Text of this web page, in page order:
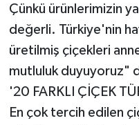
Çünkü ürünlerimizin
değerli. Türkiye'nin
üretilmiş çiçekleri
mutluluk duyuyoruz"
'20 FARKLI ÇİÇEK
En çok tercih edilen